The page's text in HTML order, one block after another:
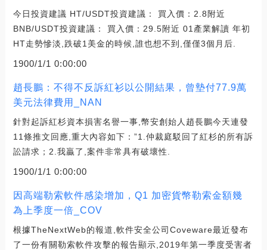
今日投資建議 HT/USDT投資建議： 買入價：2.8附近
BNB/USDT投資建議： 買入價：29.5附近 01產業解讀 年初
HT走勢慘淡,跌破1美金的時候,誰也想不到,僅僅3個月后.
1900/1/1 0:00:00
趙長鵬：不得不反訴紅衫以公開結果，曾墊付77.9萬
美元法律費用_NAN
針對起訴紅杉資本損害名譽一事,幣安創始人趙長鵬今天連發
11條推文回應,重大內容如下：”1.仲裁庭駁回了紅杉的所有訴
訟請求；2.我贏了,案件非常具有破壞性.
1900/1/1 0:00:00
因高端勒索軟件感染增加，Q1 加密貨幣勒索金額幾
為上季度一倍_COV
根據TheNextWeb的報道,軟件安全公司Coveware最近發布
了一份有關勒索軟件攻擊的報告顯示,2019年第一季度受害者